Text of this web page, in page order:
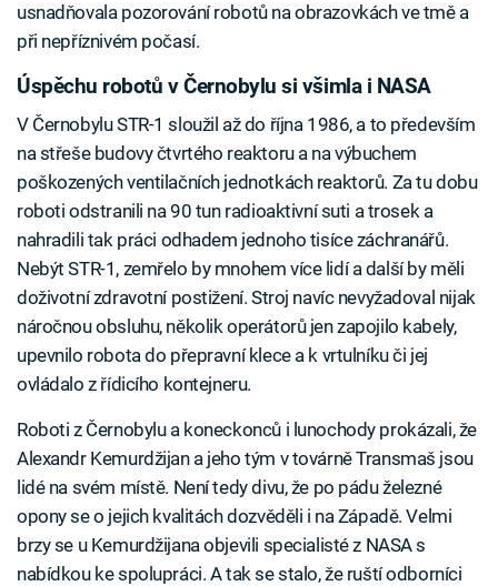
usnadňovala pozorování robotů na obrazovkách ve tmě a
při nepříznivém počasí.
Úspěchu robotů v Černobylu si všimla i NASA
V Černobylu STR-1 sloužil až do října 1986, a to především
na střeše budovy čtvrtého reaktoru a na výbuchem
poškozených ventilačních jednotkách reaktorů. Za tu dobu
roboti odstranili na 90 tun radioaktivní suti a trosek a
nahradili tak práci odhadem jednoho tisíce záchranářů.
Nebýt STR-1, zemřelo by mnohem více lidí a další by měli
doživotní zdravotní postižení. Stroj navíc nevyžadoval nijak
náročnou obsluhu, několik operátorů jen zapojilo kabely,
upevnilo robota do přepravní klece a k vrtulníku či jej
ovládalo z řídicího kontejneru.
Roboti z Černobylu a koneckonců i lunochody prokázali, že
Alexandr Kemurdžijan a jeho tým v továrně Transmaš jsou
lidé na svém místě. Není tedy divu, že po pádu železné
opony se o jejich kvalitách dozvěděli i na Západě. Velmi
brzy se u Kemurdžijana objevili specialisté z NASA s
nabídkou ke spolupráci. A tak se stalo, že ruští odborníci